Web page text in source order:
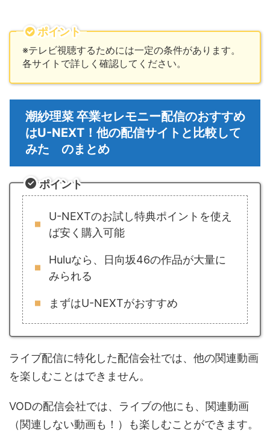
ポイント
※テレビ視聴するためには一定の条件があります。
各サイトで詳しく確認してください。
潮紗理菜 卒業セレモニー配信のおすすめ
はU-NEXT！他の配信サイトと比較して
みた のまとめ
ポイント
U-NEXTのお試し特典ポイントを使え
ば安く購入可能
Huluなら、日向坂46の作品が大量に
みられる
まずはU-NEXTがおすすめ
ライブ配信に特化した配信会社では、他の関連動画
を楽しむことはできません。
VODの配信会社では、ライブの他にも、関連動画
（関連しない動画も！）も楽しむことができます。